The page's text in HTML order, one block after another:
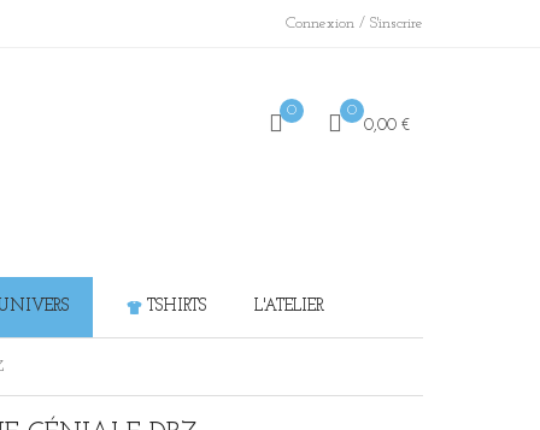
Connexion / S'inscrire
0
0,00 €
0
TSHIRTS L'ATELIER